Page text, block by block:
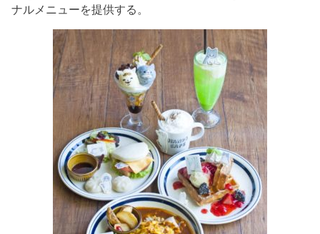
ナルメニューを提供する。